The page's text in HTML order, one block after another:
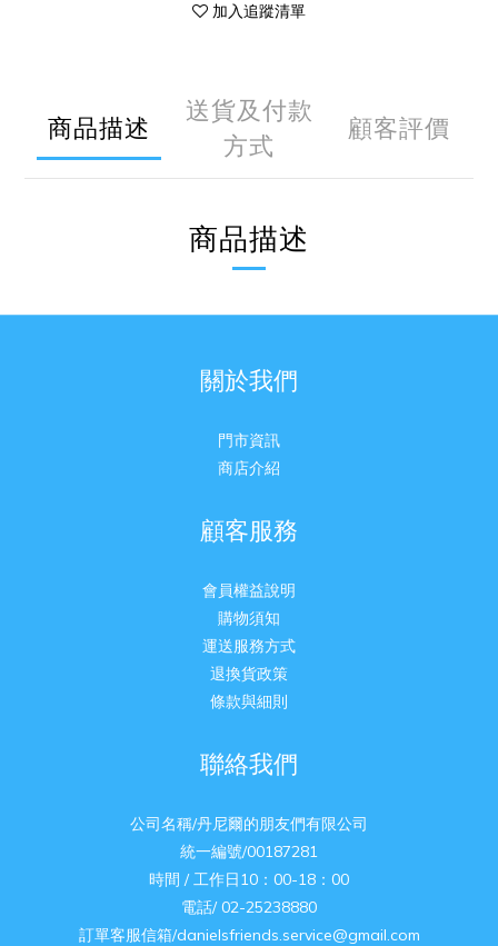
加入追蹤清單
商品描述
送貨及付款
方式
顧客評價
商品描述
關於我們
門市資訊
商店介紹
顧客服務
會員權益說明
購物須知
運送服務方式
退換貨政策
條款與細則
聯絡我們
公司名稱/丹尼爾的朋友們有限公司
統一編號/00187281
時間 / 工作日10：00-18：00
電話/ 02-25238880
訂單客服信箱/danielsfriends.service@gmail.com